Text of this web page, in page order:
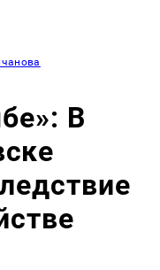
В